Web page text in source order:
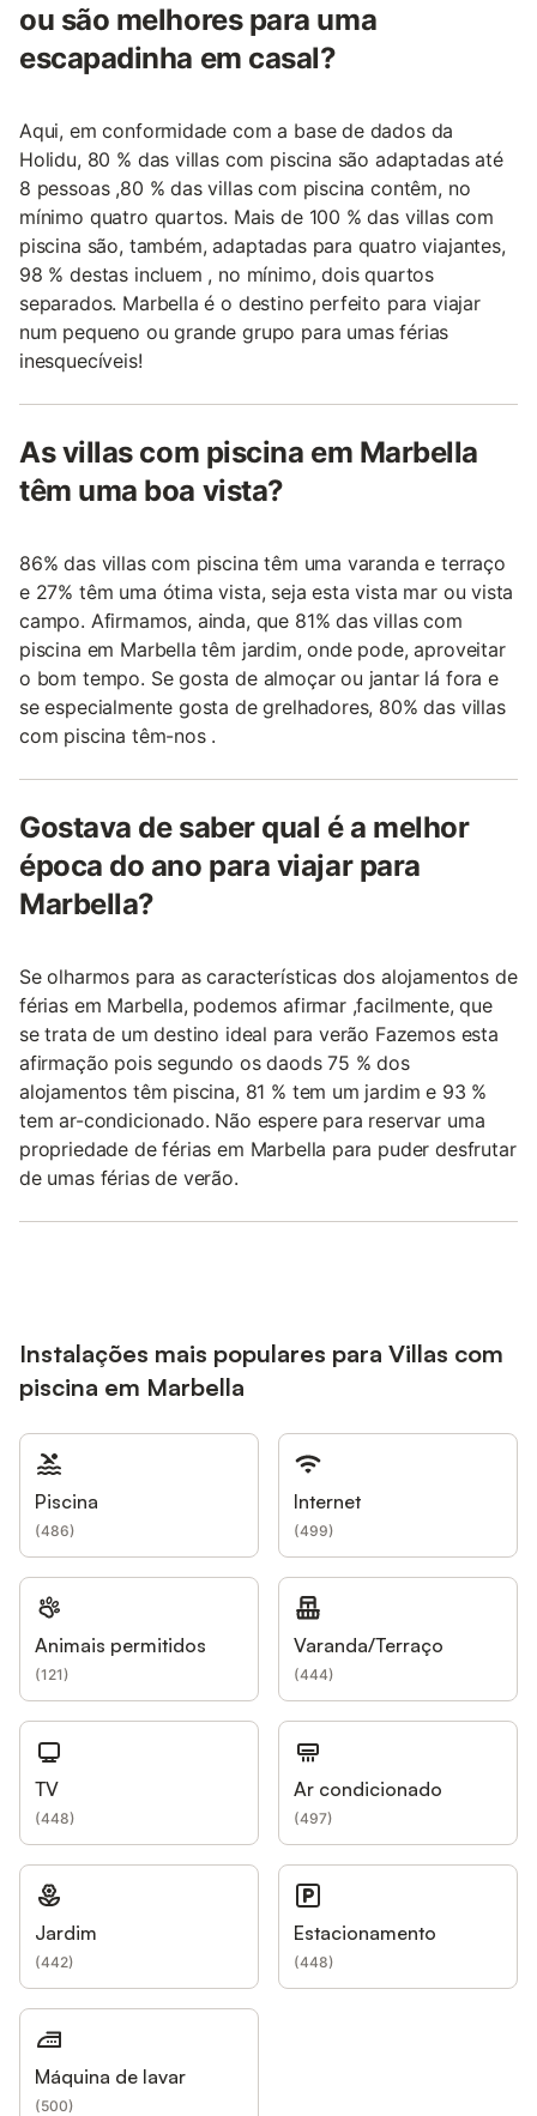
ou são melhores para uma
escapadinha em casal?
Aqui, em conformidade com a base de dados da
Holidu, 80 % das villas com piscina são adaptadas até
8 pessoas ,80 % das villas com piscina contêm, no
mínimo quatro quartos. Mais de 100 % das villas com
piscina são, também, adaptadas para quatro viajantes,
98 % destas incluem , no mínimo, dois quartos
separados. Marbella é o destino perfeito para viajar
num pequeno ou grande grupo para umas férias
inesquecíveis!
As villas com piscina em Marbella
têm uma boa vista?
86% das villas com piscina têm uma varanda e terraço
e 27% têm uma ótima vista, seja esta vista mar ou vista
campo. Afirmamos, ainda, que 81% das villas com
piscina em Marbella têm jardim, onde pode, aproveitar
o bom tempo. Se gosta de almoçar ou jantar lá fora e
se especialmente gosta de grelhadores, 80% das villas
com piscina têm-nos .
Gostava de saber qual é a melhor
época do ano para viajar para
Marbella?
Se olharmos para as características dos alojamentos de
férias em Marbella, podemos afirmar ,facilmente, que
se trata de um destino ideal para verão Fazemos esta
afirmação pois segundo os daods 75 % dos
alojamentos têm piscina, 81 % tem um jardim e 93 %
tem ar-condicionado. Não espere para reservar uma
propriedade de férias em Marbella para puder desfrutar
de umas férias de verão.
Instalações mais populares para Villas com
piscina em Marbella
Piscina
(486)
Internet
(499)
Animais permitidos
(121)
Varanda/Terraço
(444)
TV
(448)
Ar condicionado
(497)
Jardim
(442)
Estacionamento
(448)
Máquina de lavar
(500)